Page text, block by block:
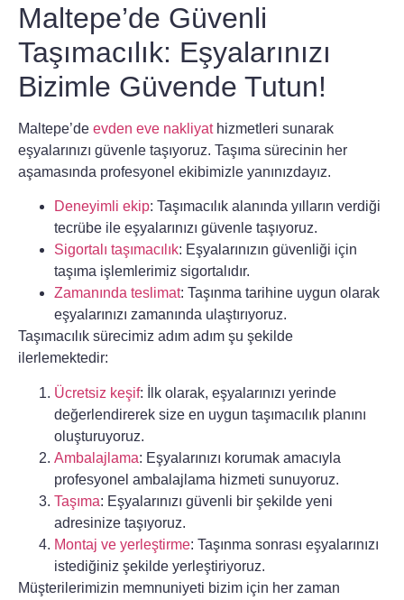
Maltepe’de Güvenli
Taşımacılık: Eşyalarınızı
Bizimle Güvende Tutun!
Maltepe’de evden eve nakliyathizmetleri sunarak
eşyalarınızı güvenle taşıyoruz. Taşıma sürecinin her
aşamasında profesyonel ekibimizle yanınızdayız.
Deneyimli ekip: Taşımacılık alanında yılların verdiği
tecrübe ile eşyalarınızı güvenle taşıyoruz.
Sigortalı taşımacılık: Eşyalarınızın güvenliği için
taşıma işlemlerimiz sigortalıdır.
Zamanında teslimat: Taşınma tarihine uygun olarak
eşyalarınızı zamanında ulaştırıyoruz.
Taşımacılık sürecimiz adım adım şu şekilde
ilerlemektedir:
Ücretsiz keşif: İlk olarak, eşyalarınızı yerinde
değerlendirerek size en uygun taşımacılık planını
oluşturuyoruz.
Ambalajlama: Eşyalarınızı korumak amacıyla
profesyonel ambalajlama hizmeti sunuyoruz.
Taşıma: Eşyalarınızı güvenli bir şekilde yeni
adresinize taşıyoruz.
Montaj ve yerleştirme: Taşınma sonrası eşyalarınızı
istediğiniz şekilde yerleştiriyoruz.
Müşterilerimizin memnuniyeti bizim için her zaman